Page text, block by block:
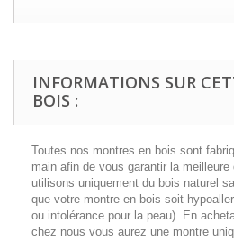
INFORMATIONS SUR
BOIS :
Toutes nos montres en bois sont
main afin de vous garantir la
utilisons uniquement du bois naturel
que votre montre en bois soit
ou intolérance pour la peau). En
chez nous vous aurez une montre